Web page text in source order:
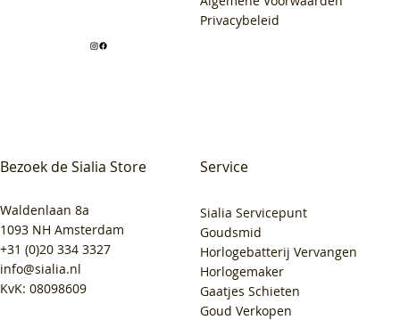
Bezoek de Sialia Store
Waldenlaan 8a
1093 NH Amsterdam
+31 (0)20 334 3327
info@sialia.nl
KvK: 08098609
Privacybeleid
Service
Sialia Servicepunt
Goudsmid
Horlogebatterij Vervangen
Horlogemaker
Gaatjes Schieten
Goud Verkopen